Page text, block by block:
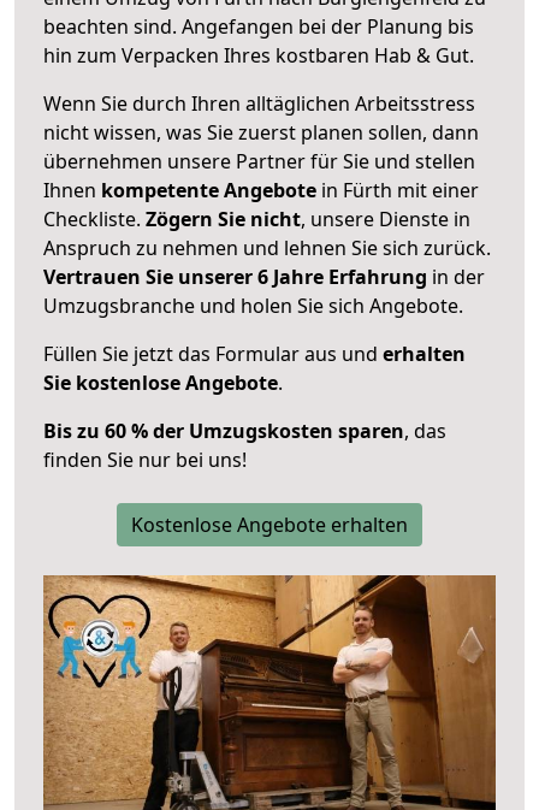
beachten sind. Angefangen bei der Planung bis
hin zum Verpacken Ihres kostbaren Hab & Gut.
Wenn Sie durch Ihren alltäglichen Arbeitsstress
nicht wissen, was Sie zuerst planen sollen, dann
übernehmen unsere Partner für Sie und stellen
Ihnen kompetente Angebote in Fürth mit einer
Checkliste. Zögern Sie nicht, unsere Dienste in
Anspruch zu nehmen und lehnen Sie sich zurück.
Vertrauen Sie unserer 6 Jahre Erfahrung in der
Umzugsbranche und holen Sie sich Angebote.
Füllen Sie jetzt das Formular aus und erhalten
Sie kostenlose Angebote.
Bis zu 60 % der Umzugskosten sparen, das
finden Sie nur bei uns!
Kostenlose Angebote erhalten